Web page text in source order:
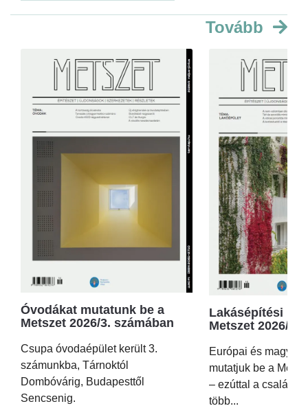
Tovább
Óvodákat mutatunk be a
Metszet 2026/3. számában
Csupa óvodaépület került 3.
számunkba, Tárnoktól
Dombóvárig, Budapesttől
Sencsenig.
Lakásépítési
Metszet 2026/2.
Európai és magyar
mutatjuk be a
– ezúttal a családi
több...